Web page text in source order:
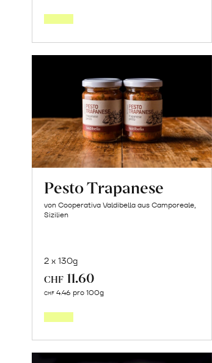
Pesto Trapanese
von Cooperativa Valdibella aus Camporeale,
Sizilien
2 x 130g
CHF 11.60
CHF 4.46 pro 100g